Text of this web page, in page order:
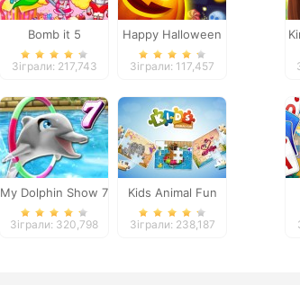
Bomb it 5
Зіграли: 217,743
Happy Halloween
Зіграли: 117,457
My Dolphin Show 7
Зіграли: 320,798
Kids Animal Fun
Зіграли: 238,187